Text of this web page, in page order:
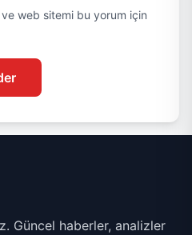
ve web sitemi bu yorum için
Güncel haberler, analizler